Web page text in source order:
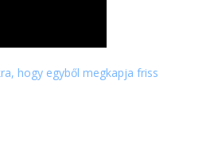
hogy egyből megkapja friss